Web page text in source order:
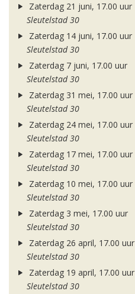
Zaterdag 21 juni, 17.00 uur
Sleutelstad 30
Zaterdag 14 juni, 17.00 uur
Sleutelstad 30
Zaterdag 7 juni, 17.00 uur
Sleutelstad 30
Zaterdag 31 mei, 17.00 uur
Sleutelstad 30
Zaterdag 24 mei, 17.00 uur
Sleutelstad 30
Zaterdag 17 mei, 17.00 uur
Sleutelstad 30
Zaterdag 10 mei, 17.00 uur
Sleutelstad 30
Zaterdag 3 mei, 17.00 uur
Sleutelstad 30
Zaterdag 26 april, 17.00 uur
Sleutelstad 30
Zaterdag 19 april, 17.00 uur
Sleutelstad 30